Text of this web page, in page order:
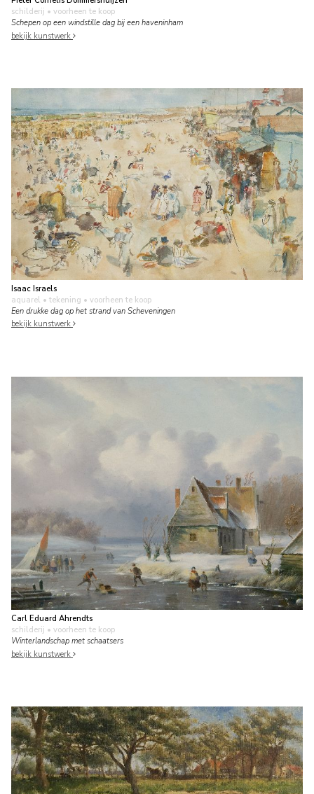
schilderij • voorheen te koop
Schepen op een windstille dag bij een haveninham
bekijk kunstwerk
Isaac Israels
aquarel • tekening • voorheen te koop
Een drukke dag op het strand van Scheveningen
bekijk kunstwerk
Carl Eduard Ahrendts
schilderij • voorheen te koop
Winterlandschap met schaatsers
bekijk kunstwerk